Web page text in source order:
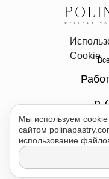
8
Cookie
Мы используем
сайтом
использование